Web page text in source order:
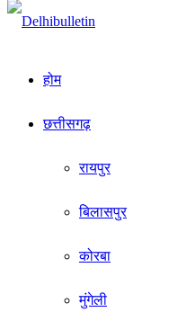
होम
छत्तीसगढ़
रायपुर
बिलासपुर
कोरबा
मुंगेली